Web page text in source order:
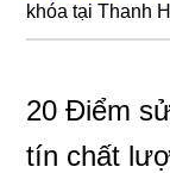
khóa tại Thanh
20 Điểm
tín chất